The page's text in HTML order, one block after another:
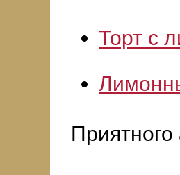
Торт с
Приятного